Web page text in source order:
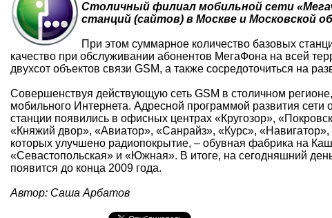
Столичный филиал мобильной сети
станций (сайтов) в Москве и Московской
При этом суммарное количество базовых
качество при обслуживании абонентов МегаФона на всей
двухсот объектов связи GSM, а также сосредоточиться на
Совершенствуя действующую сеть GSM в столичном
мобильного Интернета. Адресной программой развития
станции появились в офисных центрах «Кругозор»,
«Княжий двор», «Авиатор», «Санрайз», «Курс»,
которых улучшено радиопокрытие, – обувная фабрика на
«Севастопольская» и «Южная». В итоге, на сегодняшний
появится до конца 2009 года.
Автор: Саша Арбатов